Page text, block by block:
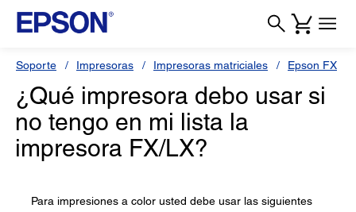
Soporte Impresoras Impresoras matriciales Epson FX
¿Qué impresora debo usar si
no tengo en mi lista la
impresora FX/LX?
Para impresiones a color usted debe usar las siguientes